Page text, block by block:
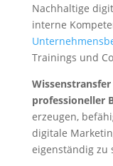
Nachhaltige
interne
Trainings und
professioneller
erzeugen,
digitale
eigenständig zu